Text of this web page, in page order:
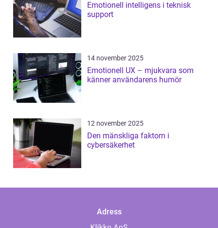
Emotionell intelligens i teknisk
support
14 november 2025
Emotionell UX – mjukvara som
känner användarens humör
12 november 2025
Den mänskliga faktorn i
cybersäkerhet
Adress